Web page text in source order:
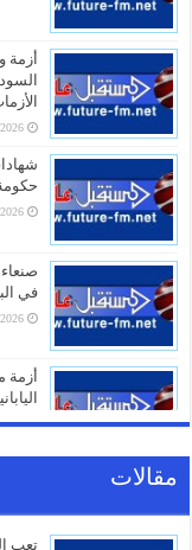
أزمة
21:01
20:31
في
20:01
أزمة
18:26
مقالات
تعب